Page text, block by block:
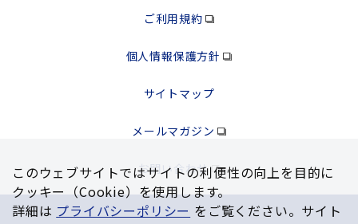
ご利用規約
個人情報保護方針
サイトマップ
メールマガジン
お問い合わせ
このウェブサイトではサイトの利便性の向上を⽬的に
クッキー（Cookie）を使⽤します。
詳細は プライバシーポリシー をご覧ください。サイト